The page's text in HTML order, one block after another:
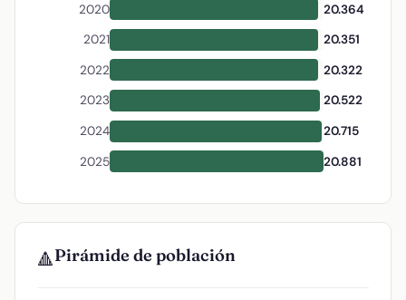
2020
20.364
2021
20.351
2022
20.322
2023
20.522
2024
20.715
2025
20.881
🔺Pirámide de población